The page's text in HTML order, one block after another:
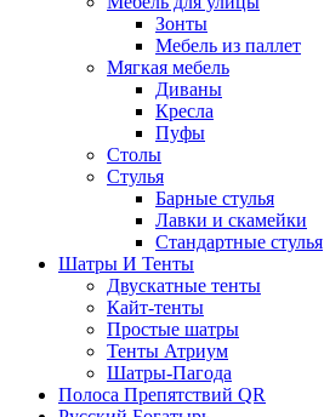
Зонты
Мебель из паллет
Мягкая мебель
Диваны
Кресла
Пуфы
Столы
Стулья
Барные стулья
Лавки и скамейки
Стандартные стулья
Шатры И Тенты
Двускатные тенты
Кайт-тенты
Простые шатры
Тенты Атриум
Шатры-Пагода
Полоса Препятствий QR